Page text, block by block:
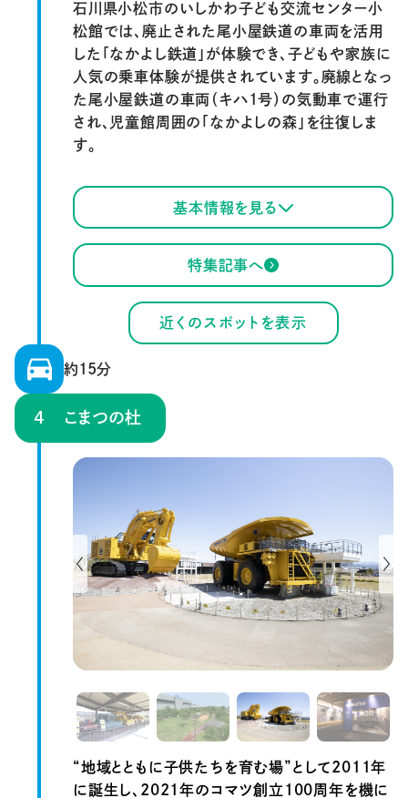
石川県小松市のいしかわ子ども交流センター小
松館では、廃止された尾小屋鉄道の車両を活用
した「なかよし鉄道」が体験でき、子どもや家族に
人気の乗車体験が提供されています。廃線となっ
た尾小屋鉄道の車両（キハ1号）の気動車で運行
され、児童館周囲の「なかよしの森」を往復しま
す。
基本情報を見る
特集記事へ
近くのスポットを表示
約15分
こまつの杜
“地域とともに子供たちを育む場”として2011年
に誕生し、2021年のコマツ創立100周年を機に
Previous Next